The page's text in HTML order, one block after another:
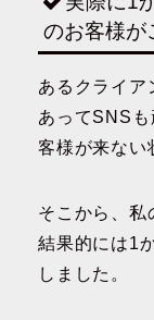
のお客様が
あるクライア
あってSNS
客様が来ない
そこから、私
結果的には1
しました。